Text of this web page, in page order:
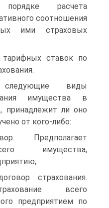
расчета
соотношения
ими страховых
тарифных ставок по
следующие виды
имущества в
принадлежит ли оно
от кого-либо:
Предполагает
имущества,
страхования.
всего
предприятием по